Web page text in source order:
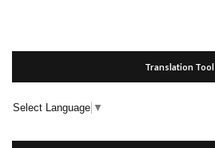
Translation Tool
Select Language ▼